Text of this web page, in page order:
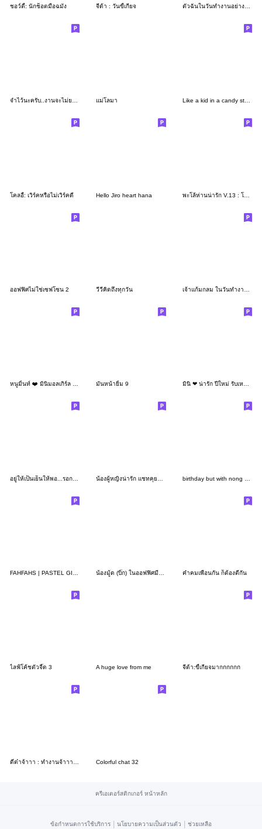
ชอว์ตี้: นักช็อตมือฉมัง จีด้า : วันขี้เกียจ ตัวฉันในวันทำงานอย่างบ้าคลั่ง
จำไว้นะครับ..งานจะไม่ยากถ้าเราไม่ทำ!! แม่โลมา Like a kid in a candy store
โคลอี้: เวิร์คหรือไม่เวิร์คดี Hello Jiro heart hana พะโล้ห่านน่ารัก V.13 : โหมดทำงาน! บิ๊กๆ
ออฟฟิศไม่ใช่เซฟโซน 2 วีวี่คิดถึงทุกวัน
หนูมิ้นท์ ❤️ มินิมอลเกิร์ล ทำงานน่ารัก มันหน้ายิ้ม 9 มินิ ❤ น่ารัก ปีใหม่ รับเหมาก่อเรื่อง
คำคมเพื่อนกัน ก็ต้องตีกัน
ไลฟ์โค้ชตัวจี๊ด 3 A huge love from me จีด้า:ขี้เกียจมากกกกกก
Colorful chat 32
ครีเอเตอร์สติกเกอร์ หน้าหลัก
ข้อกำหนดการใช้บริการ | นโยบายความเป็นส่วนตัว | ช่วยเหลือ